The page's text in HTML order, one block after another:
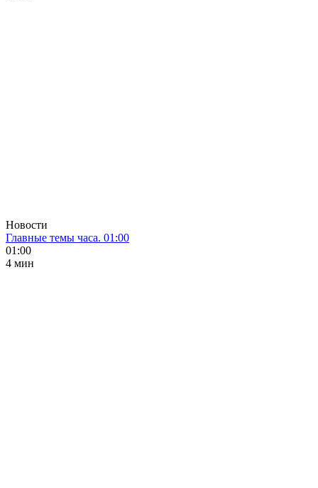
Новости
Главные темы часа. 01:00
01:00
4 мин